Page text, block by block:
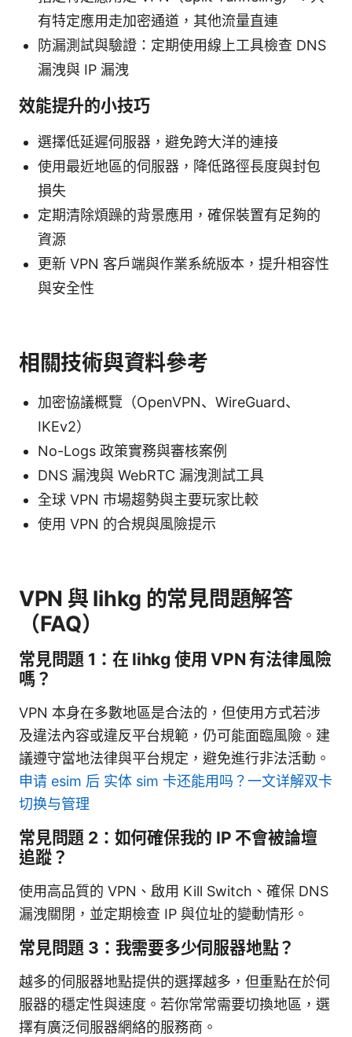
有特定應用走加密通道，其他流量直連
防漏測試與驗證：定期使用線上工具檢查 DNS
漏洩與 IP 漏洩
效能提升的小技巧
選擇低延遲伺服器，避免跨大洋的連接
使用最近地區的伺服器，降低路徑長度與封包
損失
定期清除煩躁的背景應用，確保裝置有足夠的
資源
更新 VPN 客戶端與作業系統版本，提升相容性
與安全性
相關技術與資料參考
加密協議概覽（OpenVPN、WireGuard、
IKEv2）
No-Logs 政策實務與審核案例
DNS 漏洩與 WebRTC 漏洩測試工具
全球 VPN 市場趨勢與主要玩家比較
使用 VPN 的合規與風險提示
VPN 與 lihkg 的常見問題解答
（FAQ）
常見問題 1：在 lihkg 使用 VPN 有法律風險
嗎？
VPN 本身在多數地區是合法的，但使用方式若涉
及違法內容或違反平台規範，仍可能面臨風險。建
議遵守當地法律與平台規定，避免進行非法活動。
申请 esim 后 实体 sim 卡还能用吗？一文详解双卡
切换与管理
常見問題 2：如何確保我的 IP 不會被論壇
追蹤？
使用高品質的 VPN、啟用 Kill Switch、確保 DNS
漏洩關閉，並定期檢查 IP 與位址的變動情形。
常見問題 3：我需要多少伺服器地點？
越多的伺服器地點提供的選擇越多，但重點在於伺
服器的穩定性與速度。若你常常需要切換地區，選
擇有廣泛伺服器網絡的服務商。